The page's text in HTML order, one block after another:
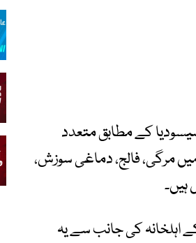
کے مطابق متعدد
مرگی، فالج، دماغی سوزش،
ہیں۔
اہلخانہ کی جانب سے یہ